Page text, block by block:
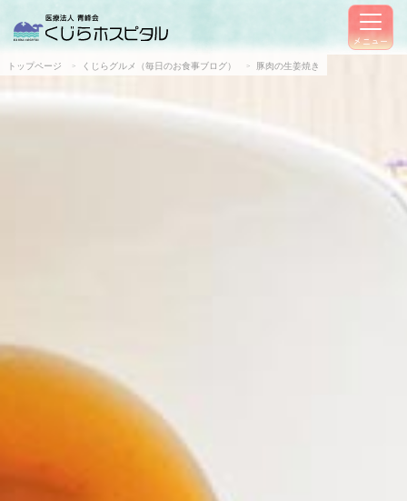
メニュー
トップページ くじらグルメ（毎日のお食事ブログ） 豚肉の生姜焼き